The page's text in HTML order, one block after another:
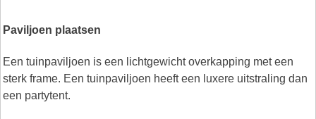
Paviljoen plaatsen
Een tuinpaviljoen is een lichtgewicht overkapping met een
sterk frame. Een tuinpaviljoen heeft een luxere uitstraling dan
een partytent.